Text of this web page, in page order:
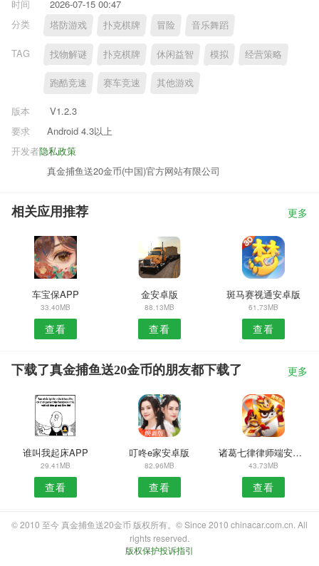
时间
2026-07-15 00:47
分类
塔防游戏 扑克棋牌 冒险 音乐舞蹈
TAG 找物解谜 扑克棋牌 休闲益智 模拟 经营策略
跑酷竞速 赛车竞速 其他游戏
版本
V1.2.3
要求
Android 4.3以上
隐私政策
开发者
真金捕鱼送20金币(中国)官方网站有限公司
相关应用推荐 更多
车宝保APP
33.40MB
查看
金安卓版
88.13MB
查看
斑马赛视通安卓版
61.73MB
查看
下载了真金捕鱼送20金币的朋友都下载了 更多
谁叫我起床APP
29.41MB
查看
叮咚e家安卓版
82.96MB
查看
诸葛七律律师端安卓版
43.73MB
查看
© 2010 至今 真金捕鱼送20金币 版权所有。© Since 2010 chinacar.com.cn. All
rights reserved.
版权保护投诉指引